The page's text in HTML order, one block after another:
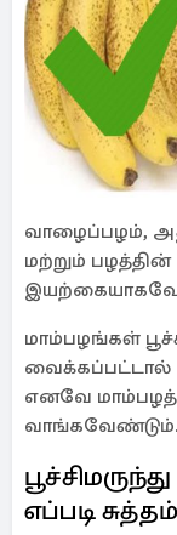
வாழைப்பழம்,
மற்றும்
இயற்கையாகவே
மாம்பழங்கள்
வைக்கப்பட்டால்
எனவே
வாங்கவேண்டும்.
எப்படி